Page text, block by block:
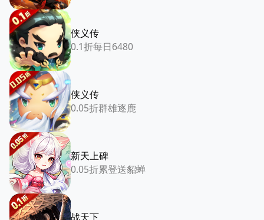
侠义传
0.1折每日6480
侠义传
0.05折群雄逐鹿
新天上碑
0.05折累登送貂蝉
战天下